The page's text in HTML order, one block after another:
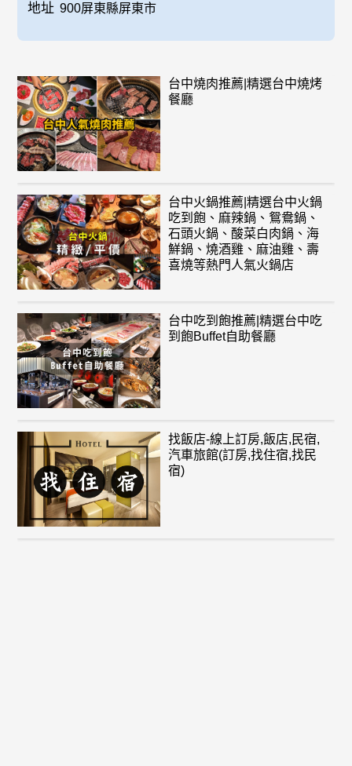
地址 900屏東縣屏東市
台中燒肉推薦|精選台中燒烤
餐廳
台中火鍋推薦|精選台中火鍋
吃到飽、麻辣鍋、鴛鴦鍋、
石頭火鍋、酸菜白肉鍋、海
鮮鍋、燒酒雞、麻油雞、壽
喜燒等熱門人氣火鍋店
台中吃到飽推薦|精選台中吃
到飽Buffet自助餐廳
找飯店-線上訂房,飯店,民宿,
汽車旅館(訂房,找住宿,找民
宿)